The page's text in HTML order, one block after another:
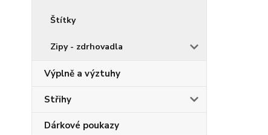
Štítky
Zipy - zdrhovadla
Výplně a výztuhy
Střihy
Dárkové poukazy